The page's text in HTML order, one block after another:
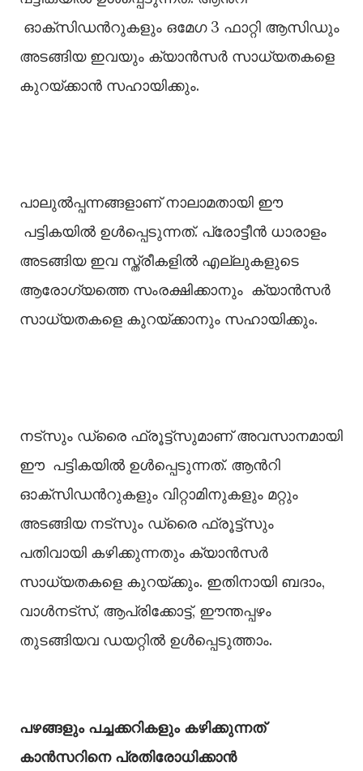
ഓക്സിഡന്‍റുകളും ഒമേഗ 3 ഫാറ്റി ആസിഡും
അടങ്ങിയ ഇവയും ക്യാന്‍സര്‍ സാധ്യതകളെ
കുറയ്ക്കാന്‍ സഹായിക്കും.
പാലുല്‍പ്പന്നങ്ങളാണ് നാലാമതായി ഈ
പട്ടികയില്‍ ഉള്‍പ്പെടുന്നത്. പ്രോട്ടീന്‍ ധാരാളം
അടങ്ങിയ ഇവ സ്ത്രീകളില്‍ എല്ലുകളുടെ
ആരോഗ്യത്തെ സംരക്ഷിക്കാനും ക്യാന്‍സര്‍
സാധ്യതകളെ കുറയ്ക്കാനും സഹായിക്കും.
നട്സും ഡ്രൈ ഫ്രൂട്ട്സുമാണ് അവസാനമായി
ഈ പട്ടികയില്‍ ഉള്‍പ്പെടുന്നത്. ആന്‍റി
ഓക്സിഡന്‍റുകളും വിറ്റാമിനുകളും മറ്റും
അടങ്ങിയ നട്സും ഡ്രൈ ഫ്രൂട്ട്സും
പതിവായി കഴിക്കുന്നതും ക്യാന്‍സര്‍
സാധ്യതകളെ കുറയ്ക്കും. ഇതിനായി ബദാം,
വാള്‍നട്സ്, ആപ്രിക്കോട്ട്, ഈന്തപ്പഴം
തുടങ്ങിയവ ഡയറ്റില്‍ ഉള്‍പ്പെടുത്താം.
പഴങ്ങളും പച്ചക്കറികളും കഴിക്കുന്നത്
കാൻസറിനെ പ്രതിരോധിക്കാൻ